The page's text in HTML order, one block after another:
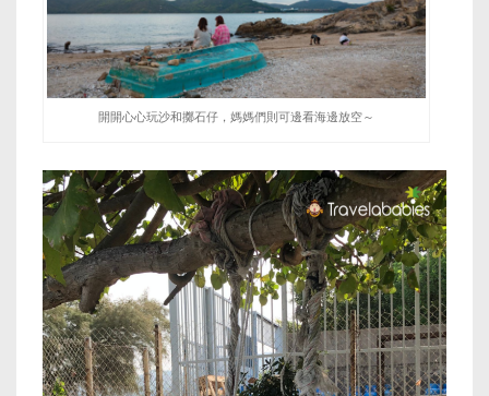
開開心心玩沙和擲石仔，媽媽們則可邊看海邊放空～